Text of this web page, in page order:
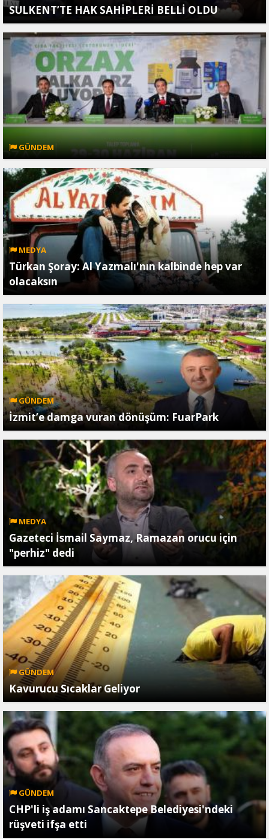
SULKENT’TE HAK SAHİPLERİ BELLİ OLDU
GÜNDEM
MEDYA
Türkan Şoray: Al Yazmalı'nın kalbinde hep var
olacaksın
GÜNDEM
İzmit’e damga vuran dönüşüm: FuarPark
MEDYA
Gazeteci İsmail Saymaz, Ramazan orucu için
"perhiz" dedi
GÜNDEM
Kavurucu Sıcaklar Geliyor
GÜNDEM
CHP'li iş adamı Sancaktepe Belediyesi'ndeki
rüşveti ifşa etti